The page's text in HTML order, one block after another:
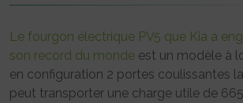
Le fourgon électrique PV5 que Kia a
son record du monde est un modèle à
en configuration 2 portes coulissantes
peut transporter une charge utile de 665